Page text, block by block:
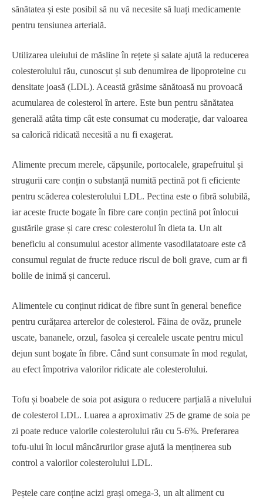
sănătatea și este posibil să nu vă necesite să luați medicamente
pentru tensiunea arterială.
Utilizarea uleiului de măsline în rețete și salate ajută la reducerea
colesterolului rău, cunoscut și sub denumirea de lipoproteine ​​cu
densitate joasă (LDL). Această grăsime sănătoasă nu provoacă
acumularea de colesterol în artere. Este bun pentru sănătatea
generală atâta timp cât este consumat cu moderație, dar valoarea
sa calorică ridicată necesită a nu fi exagerat.
Alimente precum merele, căpșunile, portocalele, grapefruitul și
strugurii care conțin o substanță numită pectină pot fi eficiente
pentru scăderea colesterolului LDL. Pectina este o fibră solubilă,
iar aceste fructe bogate în fibre care conțin pectină pot înlocui
gustările grase și care cresc colesterolul în dieta ta. Un alt
beneficiu al consumului acestor alimente vasodilatatoare este că
consumul regulat de fructe reduce riscul de boli grave, cum ar fi
bolile de inimă și cancerul.
Alimentele cu conținut ridicat de fibre sunt în general benefice
pentru curățarea arterelor de colesterol. Făina de ovăz, prunele
uscate, bananele, orzul, fasolea și cerealele uscate pentru micul
dejun sunt bogate în fibre. Când sunt consumate în mod regulat,
au efect împotriva valorilor ridicate ale colesterolului.
Tofu și boabele de soia pot asigura o reducere parțială a nivelului
de colesterol LDL. Luarea a aproximativ 25 de grame de soia pe
zi poate reduce valorile colesterolului rău cu 5-6%. Preferarea
tofu-ului în locul mâncărurilor grase ajută la menținerea sub
control a valorilor colesterolului LDL.
Peștele care conține acizi grași omega-3, un alt aliment cu